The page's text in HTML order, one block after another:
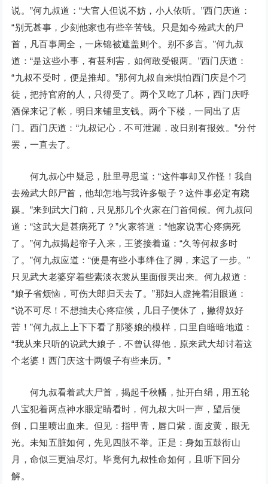
说。”何九叔道：“大官人但说不妨，小人依听。”西门庆道：
“别无甚事，少刻他家也有些辛苦钱。只是如今殓武大的尸
首，凡百事周全，一床锦被遮盖则个。别不多言。”何九叔
道：“是这些小事，有甚利害，如何敢受银两。”西门庆道：
“九叔不受时，便是推却。”那何九叔自来惧怕西门庆是个刁
徒，把持官府的人，只得受了。两个又吃了几杯，西门庆呼
酒保来记了帐，明日来铺里支钱。两个下楼，一同出了店
门。西门庆道：“九叔记心，不可泄漏，改日别有报效。”分付
罢，一直去了。
何九叔心中疑忌，肚里寻思道：“这件事却又作怪！我自
去殓武大郎尸首，他却怎地与我许多银子？这件事必定有跷
蹊。”来到武大门前，只见那几个火家在门首伺候。何九叔问
道：“这武大是甚病死了？”火家答道：“他家说害心疼病死
了。”何九叔揭起帘子入来，王婆接着道：“久等何叔多时
了。”何九叔应道：“便是有些小事绊住了脚，来迟了一步。”
只见武大老婆穿着些素淡衣裳从里面假哭出来。何九叔道：
“娘子省烦恼，可伤大郎归天去了。”那妇人虚掩着泪眼道：
“说不可尽！不想拙夫心疼症候，几日子便休了，撇得奴好
苦！”何九叔上上下下看了那婆娘的模样，口里自暗暗地道：
“我从来只听的说武大娘子，不曾认得他，原来武大却讨着这
个老婆！西门庆这十两银子有些来历。”
何九叔看着武大尸首，揭起千秋幡，扯开白绢，用五轮
八宝犯着两点神水眼定睛看时，何九叔大叫一声，望后便
倒，口里喷出血来。但见：指甲青，唇口紫，面皮黄，眼无
光。未知五脏如何，先见四肢不举。正是：身如五鼓衔山
月，命似三更油尽灯。毕竟何九叔性命如何，且听下回分
解。